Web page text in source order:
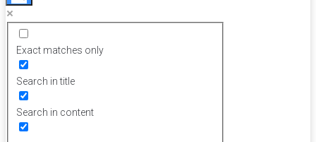
Exact matches only
Search in title
Search in content